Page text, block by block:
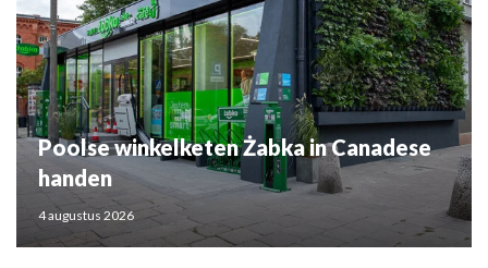
Poolse winkelketen Żabka in Canadese
handen
4 augustus 2026